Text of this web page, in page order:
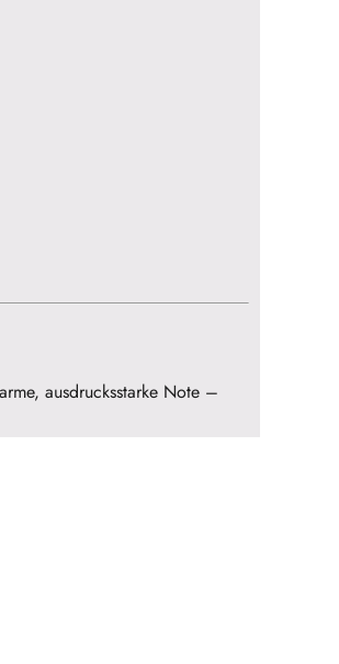
ausdrucksstarke Note –